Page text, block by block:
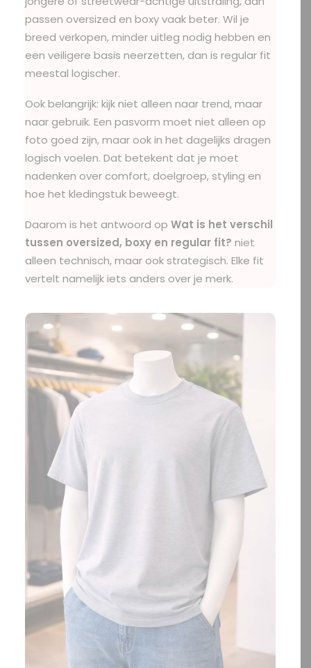
passen oversized en boxy vaak beter. Wil je
breed verkopen, minder uitleg nodig hebben en
een veiligere basis neerzetten, dan is regular fit
meestal logischer.
Ook belangrijk: kijk niet alleen naar trend, maar
naar gebruik. Een pasvorm moet niet alleen op
foto goed zijn, maar ook in het dagelijks dragen
logisch voelen. Dat betekent dat je moet
nadenken over comfort, doelgroep, styling en
hoe het kledingstuk beweegt.
Daarom is het antwoord op Wat is het verschil
tussen oversized, boxy en regular fit? niet
alleen technisch, maar ook strategisch. Elke fit
vertelt namelijk iets anders over je merk.